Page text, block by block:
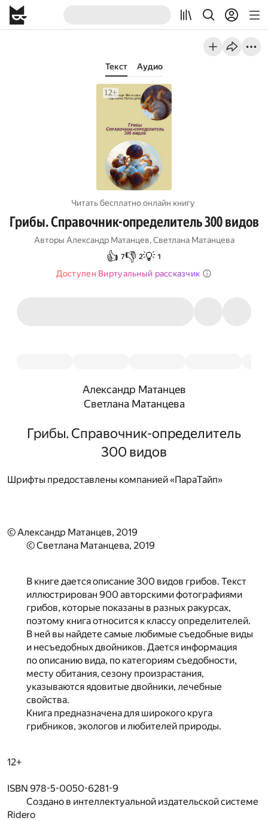
Текст Аудио
Читать бесплатно онлайн книгу
Грибы. Справочник-определитель 300 видов
Авторы Александр Матанцев,Светлана Матанцева
👍 7👎 2💡 1
Доступен Виртуальный рассказчик
Александр Матанцев
Светлана Матанцева
Грибы. Справочник-определитель
300 видов
Шрифты предоставлены компанией «ПараТайп»
© Александр Матанцев, 2019
© Светлана Матанцева, 2019
В книге дается описание 300 видов грибов. Текст
иллюстрирован 900 авторскими фотографиями
грибов, которые показаны в разных ракурсах,
поэтому книга относится к классу определителей.
В ней вы найдете самые любимые съедобные виды
и несъедобных двойников. Дается информация
по описанию вида, по категориям съедобности,
месту обитания, сезону произрастания,
указываются ядовитые двойники, лечебные
свойства.
Книга предназначена для широкого круга
грибников, экологов и любителей природы.
12+
ISBN 978-5-0050-6281-9
Создано в интеллектуальной издательской системе
Ridero